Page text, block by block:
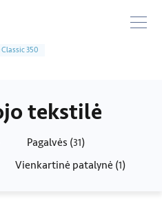
350
tekstilė
Pagalvės (31)
Vienkartinė patalynė (1)